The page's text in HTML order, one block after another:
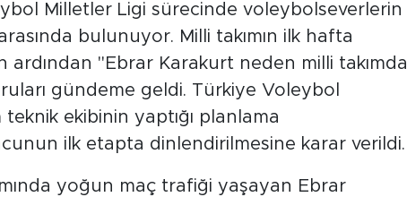
Milletler Ligi sürecinde voleybolseverlerin
bulunuyor. Milli takımın ilk hafta
ardından "Ebrar Karakurt neden milli takımda
gündeme geldi. Türkiye Voleybol
ekibinin yaptığı planlama
ilk etapta dinlendirilmesine karar verildi.
yoğun maç trafiği yaşayan Ebrar